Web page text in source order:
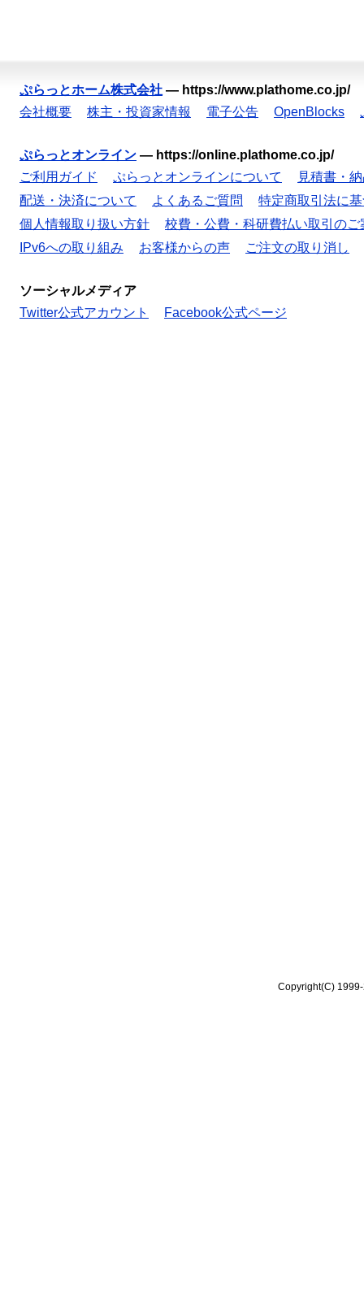
ぷらっとホーム株式会社 — https://www.plathome.co.jp/
会社概要
株主・投資家情報 電子公告 OpenBlocks
ぷらっとオンライン — https://online.plathome.co.jp/
ご利用ガイド
ぷらっとオンラインについて
見積書・
配送・決済について
よくあるご質問
特定商取引法に
個人情報取り扱い方針
校費・公費・科研費払い取引のご
IPv6への取り組み
お客様からの声 ご注文の取り消し
ソーシャルメディア
Twitter公式アカウント
Facebook公式ページ
Copyright(C)